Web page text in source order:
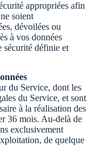
appropriées afin
soient
dévoilées ou
à vos données
sécurité définie et
du Service, dont les
du Service, et sont
à la réalisation des
36 mois. Au-delà de
exclusivement
de quelque